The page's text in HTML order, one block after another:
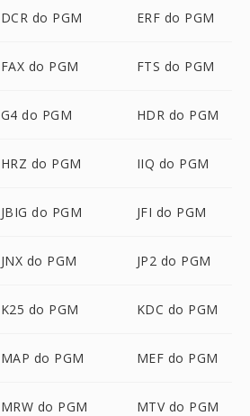
DCR do PGM ERF do PGM
FAX do PGM FTS do PGM
G4 do PGM HDR do PGM
HRZ do PGM IIQ do PGM
JBIG do PGM JFI do PGM
JNX do PGM JP2 do PGM
K25 do PGM KDC do PGM
MAP do PGM MEF do PGM
MRW do PGM MTV do PGM